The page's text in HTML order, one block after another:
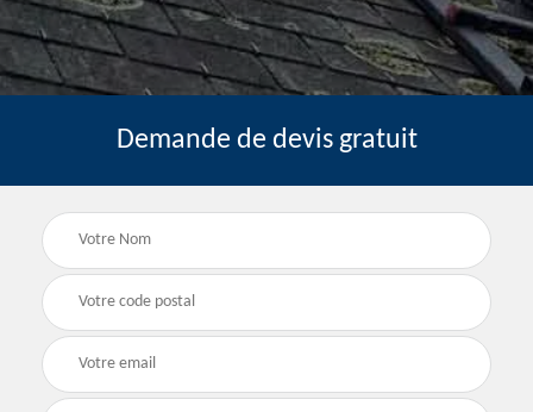
Demande de devis gratuit